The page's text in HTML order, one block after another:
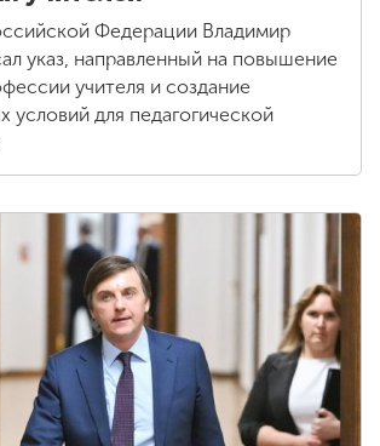
Федерации Владимир
указ, направленный на повышение
учителя и создание
условий для педагогической